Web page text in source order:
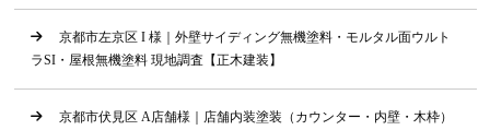
京都市左京区 I 様｜外壁サイディング無機塗料・モルタル面ウルト
ラSI・屋根無機塗料 現地調査【正木建装】
京都市伏見区 A店舗様｜店舗内装塗装（カウンター・内壁・木枠）